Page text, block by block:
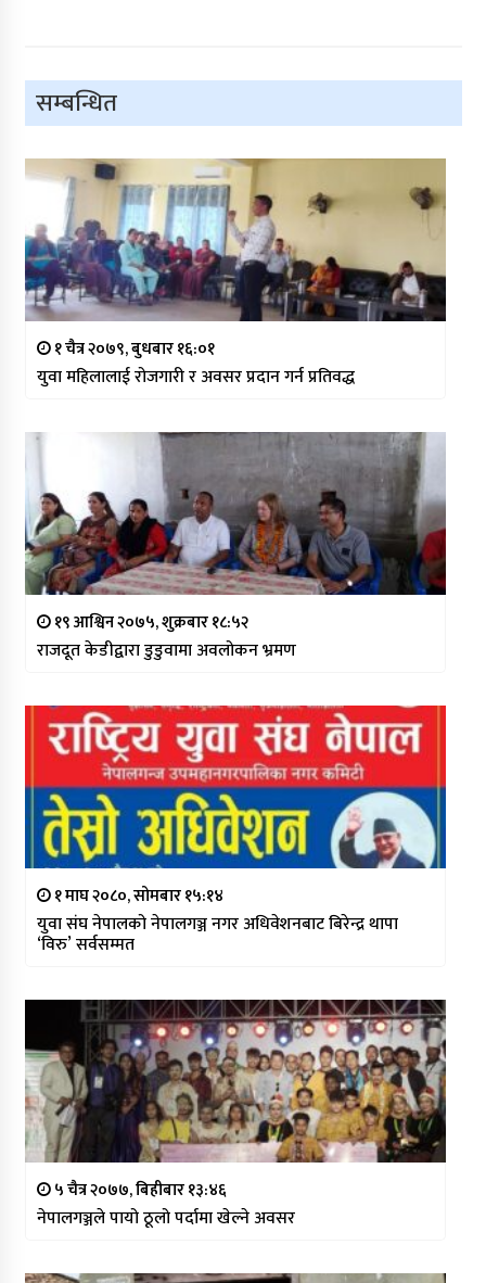
सम्बन्धित
१ चैत्र २०७९, बुधबार १६:०१
युवा महिलालाई रोजगारी र अवसर प्रदान गर्न प्रतिवद्ध
१९ आश्विन २०७५, शुक्रबार १८:५२
राजदूत केडीद्वारा डुडुवामा अवलोकन भ्रमण
१ माघ २०८०, सोमबार १५:१४
युवा संघ नेपालको नेपालगञ्ज नगर अधिवेशनबाट बिरेन्द्र थापा
‘विरु’ सर्वसम्मत
५ चैत्र २०७७, बिहीबार १३:४६
नेपालगञ्जले पायो ठूलो पर्दामा खेल्ने अवसर